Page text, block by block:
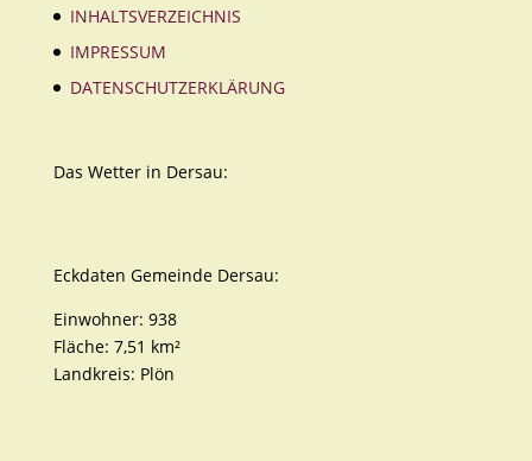
INHALTSVERZEICHNIS
IMPRESSUM
DATENSCHUTZERKLÄRUNG
Das Wetter in Dersau:
Eckdaten Gemeinde Dersau:
Einwohner: 938
Fläche: 7,51 km²
Landkreis: Plön